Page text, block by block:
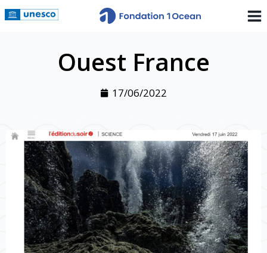
Ouest France
17/06/2022